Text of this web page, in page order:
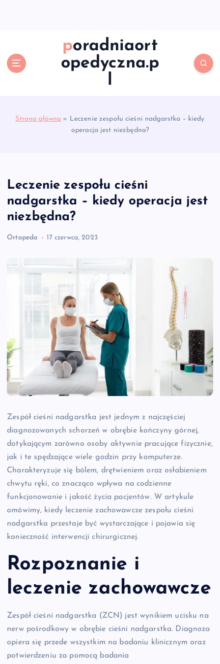
poradniaort
opedyczna.p
l
Strona główna » Leczenie zespołu cieśni nadgarstka – kiedy
operacja jest niezbędna?
Leczenie zespołu cieśni
nadgarstka – kiedy operacja jest
niezbędna?
Ortopeda 17 czerwca, 2023
Zespół cieśni nadgarstka jest jednym z najczęściej
diagnozowanych schorzeń w obrębie kończyny górnej,
dotykającym zarówno osoby aktywnie pracujące fizycznie,
jak i te spędzające wiele godzin przy komputerze.
Charakteryzuje się bólem, drętwieniem oraz osłabieniem
chwytu ręki, co znacząco wpływa na codzienne
funkcjonowanie i jakość życia pacjentów. W artykule
omówimy, kiedy leczenie zachowawcze zespołu cieśni
nadgarstka przestaje być wystarczające i pojawia się
konieczność interwencji chirurgicznej.
Rozpoznanie i
leczenie zachowawcze
Zespół cieśni nadgarstka (ZCN) jest wynikiem ucisku na
nerw pośrodkowy w obrębie cieśni nadgarstka. Diagnoza
opiera się przede wszystkim na badaniu klinicznym oraz
potwierdzeniu za pomocą badania